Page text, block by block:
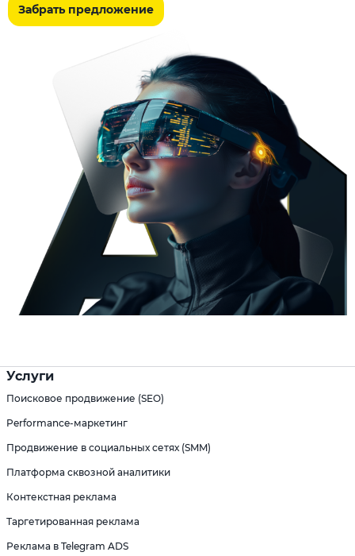
Забрать предложение
Услуги
Поисковое продвижение (SEO)
Performance-маркетинг
Продвижение в социальных сетях (SMM)
Платформа сквозной аналитики
Контекстная реклама
Таргетированная реклама
Реклама в Telegram ADS